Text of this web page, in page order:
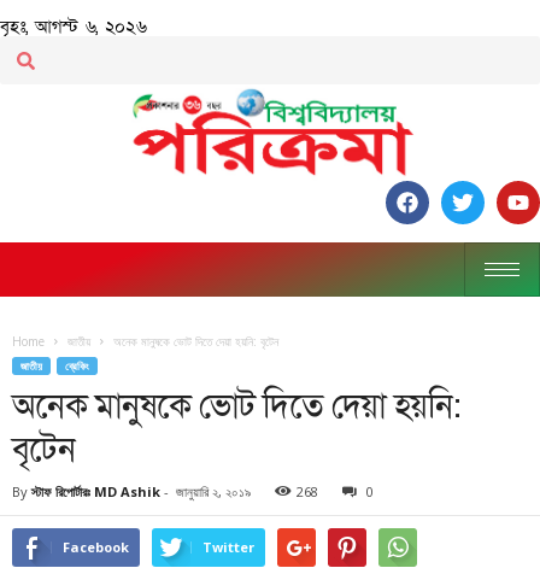
বৃহঃ, আগস্ট ৬, ২০২৬
Home জাতীয় অনেক মানুষকে ভোট দিতে দেয়া হয়নি: বৃটেন
জাতীয় ব্রেকিং
অনেক মানুষকে ভোট দিতে দেয়া হয়নি:
বৃটেন
By স্টাফ রিপোর্টারঃ MD Ashik - জানুয়ারি ২, ২০১৯ 268 0
Facebook Twitter